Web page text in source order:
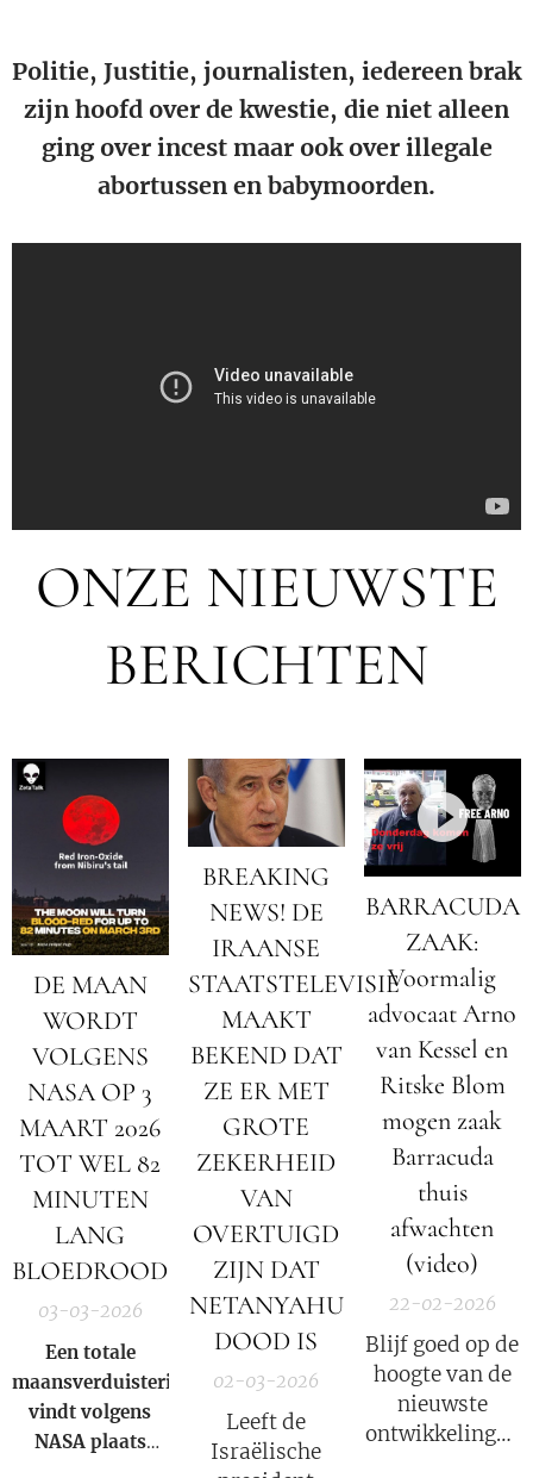
Politie, Justitie, journalisten, iedereen brak
zijn hoofd over de kwestie, die niet alleen
ging over incest maar ook over illegale
abortussen en babymoorden.
ONZE NIEUWSTE
BERICHTEN
DE MAAN
WORDT
VOLGENS
NASA OP 3
MAART 2026
TOT WEL 82
MINUTEN
LANG
BLOEDROOD
03-03-2026
Een totale
maansverduistering
vindt volgens
NASA plaats
BREAKING
NEWS! DE
IRAANSE
STAATSTELEVISIE
MAAKT
BEKEND DAT
ZE ER MET
GROTE
ZEKERHEID
VAN
OVERTUIGD
ZIJN DAT
NETANYAHU
DOOD IS
02-03-2026
Leeft de
Israëlische
BARRACUDA
ZAAK:
Voormalig
advocaat Arno
van Kessel en
Ritske Blom
mogen zaak
Barracuda
thuis
afwachten
(video)
22-02-2026
Blijf goed op de
hoogte van de
nieuwste
ontwikkelingen